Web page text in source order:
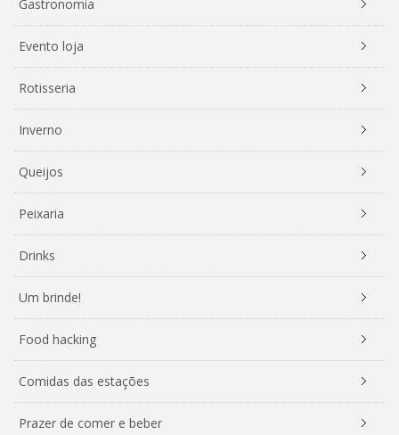
Gastronomia
Evento loja
Rotisseria
Inverno
Queijos
Peixaria
Drinks
Um brinde!
Food hacking
Comidas das estações
Prazer de comer e beber